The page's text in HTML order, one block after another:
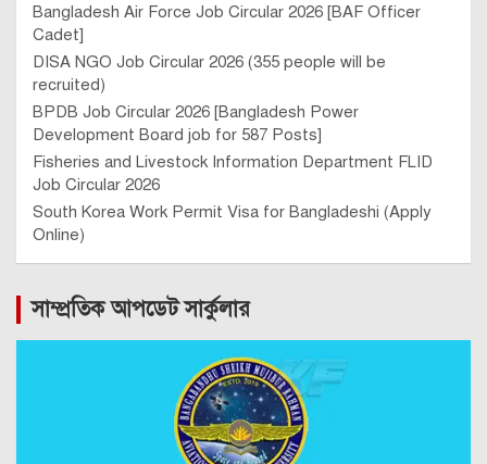
Bangladesh Air Force Job Circular 2026 [BAF Officer
Cadet]
DISA NGO Job Circular 2026 (355 people will be
recruited)
BPDB Job Circular 2026 [Bangladesh Power
Development Board job for 587 Posts]
Fisheries and Livestock Information Department FLID
Job Circular 2026
South Korea Work Permit Visa for Bangladeshi (Apply
Online)
সাম্প্রতিক আপডেট সার্কুলার